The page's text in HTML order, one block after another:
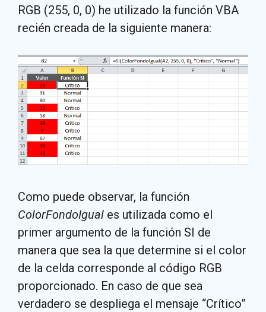
RGB (255, 0, 0) he utilizado la función VBA
recién creada de la siguiente manera:
Como puede observar, la función
ColorFondoIgual es utilizada como el
primer argumento de la función SI de
manera que sea la que determine si el color
de la celda corresponde al código RGB
proporcionado. En caso de que sea
verdadero se despliega el mensaje “Crítico”